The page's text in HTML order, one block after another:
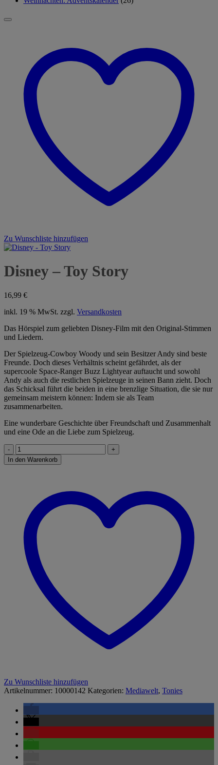
Zu Wunschliste hinzufügen
Disney – Toy Story
16,99 €
inkl. 19 % MwSt. zzgl. Versandkosten
Das Hörspiel zum geliebten Disney-Film mit den Original-Stimmen
und Liedern.
Der Spielzeug-Cowboy Woody und sein Besitzer Andy sind beste
Freunde. Doch dieses Verhältnis scheint gefährdet, als der
supercoole Space-Ranger Buzz Lightyear auftaucht und sowohl
Andy als auch die restlichen Spielzeuge in seinen Bann zieht. Doch
das Schicksal führt die beiden in eine brenzlige Situation, die sie nur
gemeinsam meistern können: Indem sie als Team
zusammenarbeiten.
Eine wunderbare Geschichte über Freundschaft und Zusammenhalt
und eine Ode an die Liebe zum Spielzeug.
Disney
-
Toy
In den Warenkorb
Zu Wunschliste hinzufügen
Artikelnummer: 10000142 Kategorien: Mediawelt, Tonies